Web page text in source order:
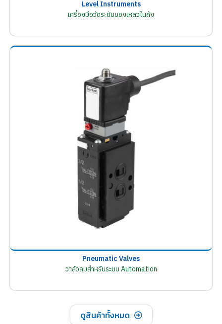
Level Instruments
เครื่องมือวัดระดับของเหลวในถัง
Pneumatic Valves
วาล์วลมสำหรับระบบ Automation
ดูสินค้าทั้งหมด